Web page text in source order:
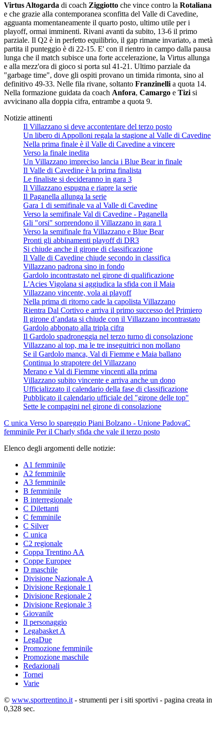
Virtus Altogarda di coach Ziggiotto che vince contro la Rotaliana
e che grazie alla contemporanea sconfitta del Valle di Cavedine,
agguanta momentaneamente il quarto posto, ultimo utile per i
playoff, ormai imminenti. Rivani avanti da subito, 13-6 il primo
parziale. Il Q2 è in perfetto equilibrio, il gap rimane invariato, a metà
partita il punteggio è di 22-15. E' con il rientro in campo dalla pausa
lunga che il match subisce una forte accelerazione, la Virtus allunga
e alla mezz'ora di gioco si porta sul 41-21. Ultimo parziale da
"garbage time", dove gli ospiti provano un timida rimonta, sino al
definitivo 49-33. Nelle fila rivane, soltanto Franzinelli a quota 14.
Nella formazione guidata da coach Anfora, Camargo e Tizi si
avvicinano alla doppia cifra, entrambe a quota 9.
Notizie attinenti
Il Villazzano si deve accontentare del terzo posto
Un libero di Appolloni regala la stagione al Valle di Cavedine
Nella prima finale è il Valle di Cavedine a vincere
Verso la finale inedita
Un Villazzano impreciso lancia i Blue Bear in finale
Il Valle di Cavedine è la prima finalista
Le finaliste si decideranno in gara 3
Il Villazzano espugna e riapre la serie
Il Paganella allunga la serie
Gara 1 di semifinale va al Valle di Cavedine
Verso la semifinale Val di Cavedine - Paganella
Gli "orsi" sorprendono il Villazzano in gara 1
Verso la semifinale fra Villazzano e Blue Bear
Pronti gli abbinamenti playoff di DR3
Si chiude anche il girone di classificazione
Il Valle di Cavedine chiude secondo in classifica
Villazzano padrona sino in fondo
Gardolo incontrastato nel girone di qualificazione
L'Acies Vigolana si aggiudica la sfida con il Maia
Villazzano vincente, vola ai playoff
Nella prima di ritorno cade la capolista Villazzano
Rientra Dal Cortivo e arriva il primo successo del Primiero
Il girone d’andata si chiude con il Villazzano incontrastato
Gardolo abbonato alla tripla cifra
Il Gardolo spadroneggia nel terzo turno di consolazione
Villazzano al top, ma le tre inseguitrici non mollano
Se il Gardolo manca, Val di Fiemme e Maia ballano
Continua lo strapotere del Villazzano
Merano e Val di Fiemme vincenti alla prima
Villazzano subito vincente e arriva anche un dono
Ufficializzato il calendario della fase di classificazione
Pubblicato il calendario ufficiale del "girone delle top"
Sette le compagini nel girone di consolazione
C unica Verso lo spareggio Piani Bolzano - Unione PadovaC
femminile Per il Charly sfida che vale il terzo posto
Elenco degli argomenti delle notizie:
A1 femminile
A2 femminile
A3 femminile
B femminile
B interregionale
C Dilettanti
C femminile
C Silver
C unica
C2 regionale
Coppa Trentino AA
Coppe Europee
D maschile
Divisione Nazionale A
Divisione Regionale 1
Divisione Regionale 2
Divisione Regionale 3
Giovanile
Il personaggio
Legabasket A
LegaDue
Promozione femminile
Promozione maschile
Redazionali
Tornei
Varie
© www.sportrentino.it - strumenti per i siti sportivi - pagina creata in
0,328 sec.